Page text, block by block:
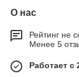
О нас
Рейтинг не
Менее 5
Работает с